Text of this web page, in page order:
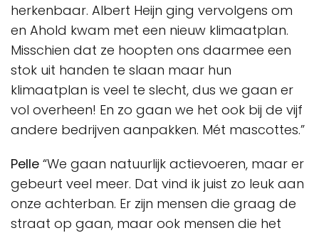
herkenbaar. Albert Heijn ging vervolgens om
en Ahold kwam met een nieuw klimaatplan.
Misschien dat ze hoopten ons daarmee een
stok uit handen te slaan maar hun
klimaatplan is veel te slecht, dus we gaan er
vol overheen! En zo gaan we het ook bij de vijf
andere bedrijven aanpakken. Mét mascottes.”
Pelle “We gaan natuurlijk actievoeren, maar er
gebeurt veel meer. Dat vind ik juist zo leuk aan
onze achterban. Er zijn mensen die graag de
straat op gaan, maar ook mensen die het